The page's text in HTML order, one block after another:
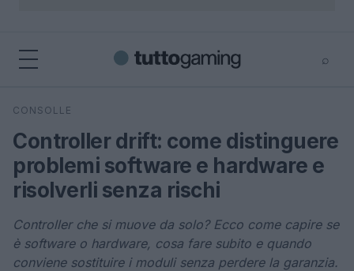
⌕
Cerca
CONSOLLE
Controller drift: come distinguere
problemi software e hardware e
risolverli senza rischi
Controller che si muove da solo? Ecco come capire se
è software o hardware, cosa fare subito e quando
conviene sostituire i moduli senza perdere la garanzia.